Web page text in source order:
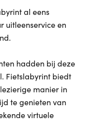
al eens
uitleenservice en
hadden bij deze
Fietslabyrint biedt
manier in
te genieten van
virtuele